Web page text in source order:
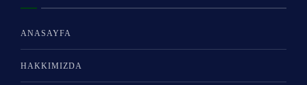
ANASAYFA
HAKKIMIZDA